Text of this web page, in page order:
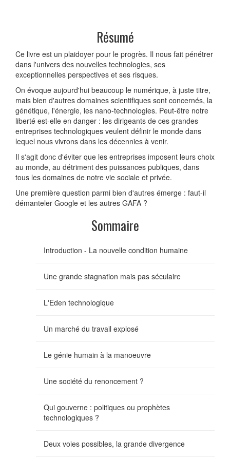
Résumé
Ce livre est un plaidoyer pour le progrès. Il nous fait pénétrer
dans l'univers des nouvelles technologies, ses
exceptionnelles perspectives et ses risques.
On évoque aujourd'hui beaucoup le numérique, à juste titre,
mais bien d'autres domaines scientifiques sont concernés, la
génétique, l'énergie, les nano-technologies. Peut-être notre
liberté est-elle en danger : les dirigeants de ces grandes
entreprises technologiques veulent définir le monde dans
lequel nous vivrons dans les décennies à venir.
Il s'agit donc d'éviter que les entreprises imposent leurs choix
au monde, au détriment des puissances publiques, dans
tous les domaines de notre vie sociale et privée.
Une première question parmi bien d'autres émerge : faut-il
démanteler Google et les autres GAFA ?
Sommaire
Introduction - La nouvelle condition humaine
Une grande stagnation mais pas séculaire
L'Eden technologique
Un marché du travail explosé
Le génie humain à la manoeuvre
Une société du renoncement ?
Qui gouverne : politiques ou prophètes
technologiques ?
Deux voies possibles, la grande divergence